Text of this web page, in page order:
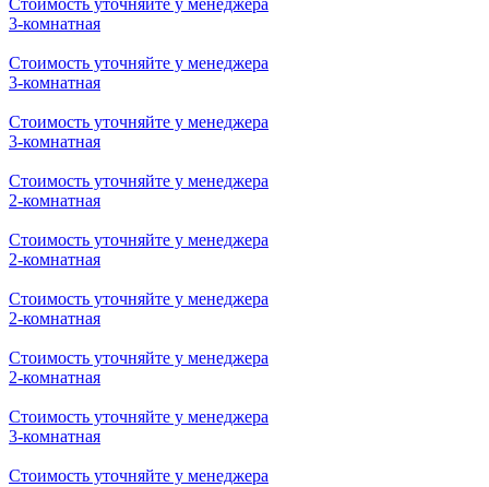
Стоимость уточняйте у менеджера
3-комнатная
Стоимость уточняйте у менеджера
3-комнатная
Стоимость уточняйте у менеджера
2-комнатная
Стоимость уточняйте у менеджера
2-комнатная
Стоимость уточняйте у менеджера
3-комнатная
Стоимость уточняйте у менеджера
3-комнатная
Стоимость уточняйте у менеджера
3-комнатная
Стоимость уточняйте у менеджера
2-комнатная
Стоимость уточняйте у менеджера